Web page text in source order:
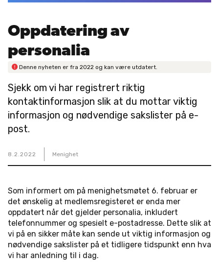
Oppdatering av
personalia
 Denne nyheten er fra 2022 og kan være utdatert.
Sjekk om vi har registrert riktig
kontaktinformasjon slik at du mottar viktig
informasjon og nødvendige sakslister på e-
post.
8 .2 .2022 Menighet
Som informert om på menighetsmøtet 6. februar er
det ønskelig at medlemsregisteret er enda mer
oppdatert når det gjelder personalia, inkludert
telefonnummer og spesielt e-postadresse. Dette slik at
vi på en sikker måte kan sende ut viktig informasjon og
nødvendige sakslister på et tidligere tidspunkt enn hva
vi har anledning til i dag.